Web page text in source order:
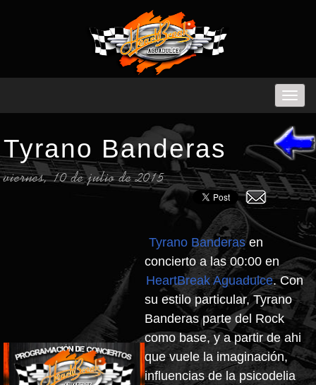
Tyrano Banderas
viernes, 10 de julio de 2015
Tyrano Banderasen
concierto a las 00:00 en
HeartBreak Aguadulce. Con
su estilo particular, Tyrano
Banderas parte del Rock
como base, y a partir de ahi
que vuele la imaginación,
influencias de la psicodelia